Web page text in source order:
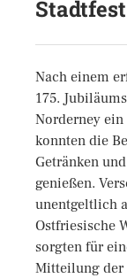
Stadtfest
Nach einem
175.
Norderney
konnten die
Getränken
genießen.
unentgeltlich
Ostfriesische
sorgten für
Mitteilung der